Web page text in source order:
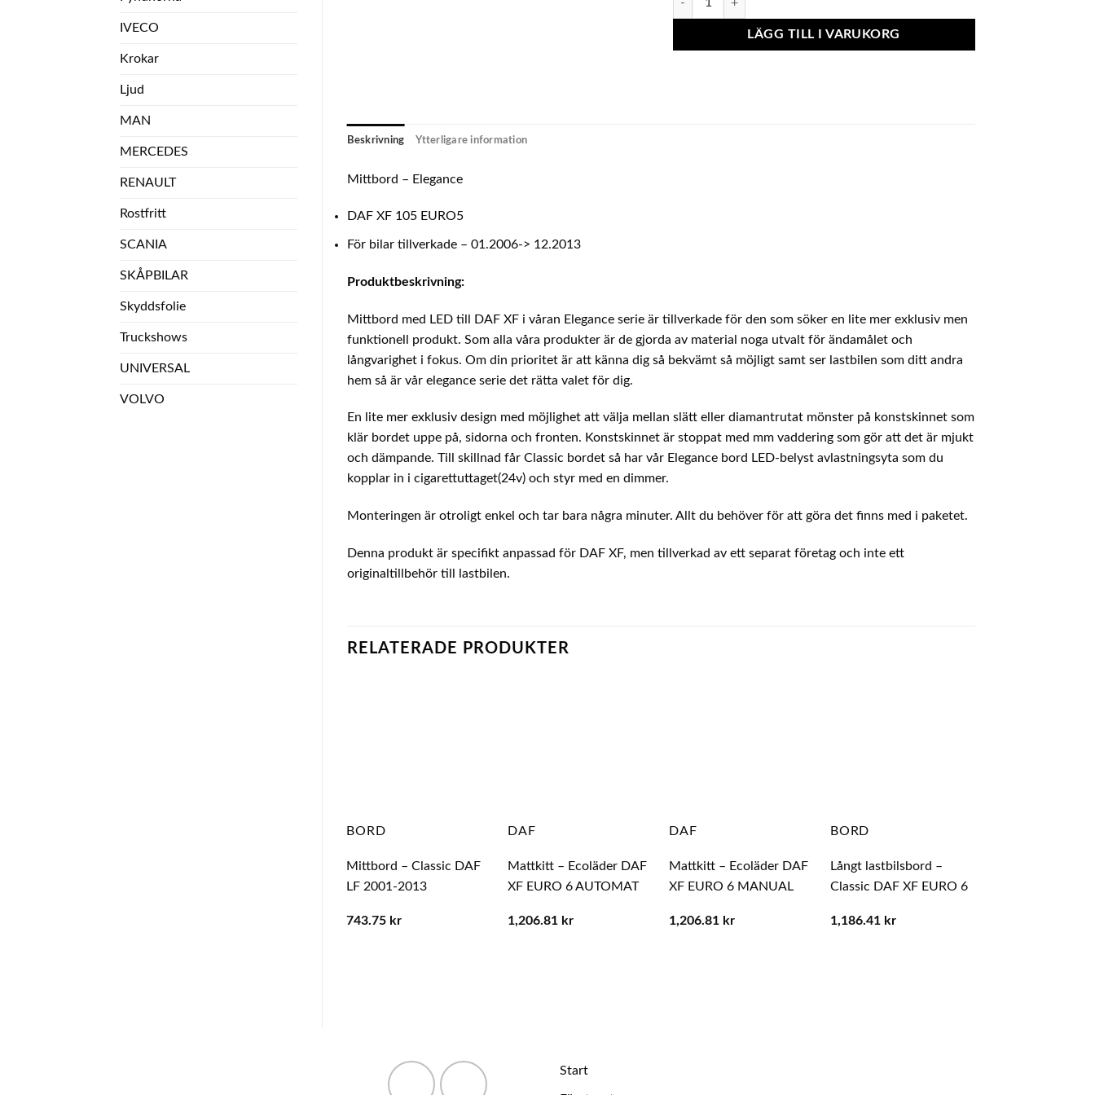
IVECO
Krokar
Ljud
MAN
MERCEDES
RENAULT
Rostfritt
SCANIA
SKÅPBILAR
Skyddsfolie
Truckshows
UNIVERSAL
VOLVO
LÄGG TILL I VARUKORG
Beskrivning Ytterligare information
Mittbord – Elegance
DAF XF 105 EURO5
För bilar tillverkade – 01.2006-> 12.2013
Produktbeskrivning:
Mittbord med LED till DAF XF i våran Elegance serie är tillverkade för den som söker en lite mer exklusiv men
funktionell produkt. Som alla våra produkter är de gjorda av material noga utvalt för ändamålet och
långvarighet i fokus. Om din prioritet är att känna dig så bekvämt så möjligt samt ser lastbilen som ditt andra
hem så är vår elegance serie det rätta valet för dig.
En lite mer exklusiv design med möjlighet att välja mellan slätt eller diamantrutat mönster på konstskinnet som
klär bordet uppe på, sidorna och fronten. Konstskinnet är stoppat med mm vaddering som gör att det är mjukt
och dämpande. Till skillnad får Classic bordet så har vår Elegance bord LED-belyst avlastningsyta som du
kopplar in i cigarettuttaget(24v) och styr med en dimmer.
Monteringen är otroligt enkel och tar bara några minuter. Allt du behöver för att göra det finns med i paketet.
Denna produkt är specifikt anpassad för DAF XF, men tillverkad av ett separat företag och inte ett
originaltillbehör till lastbilen.
RELATERADE PRODUKTER
BORD
Mittbord – Classic DAF
LF 2001-2013
743.75 kr
DAF
Mattkitt – Ecoläder DAF
XF EURO 6 AUTOMAT
1,206.81 kr
DAF
Mattkitt – Ecoläder DAF
XF EURO 6 MANUAL
1,206.81 kr
BORD
Långt lastbilsbord –
Classic DAF XF EURO 6
1,186.41 kr
Start